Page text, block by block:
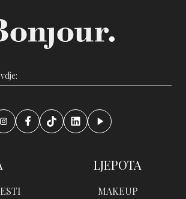
LJEPOTA
MAKEUP